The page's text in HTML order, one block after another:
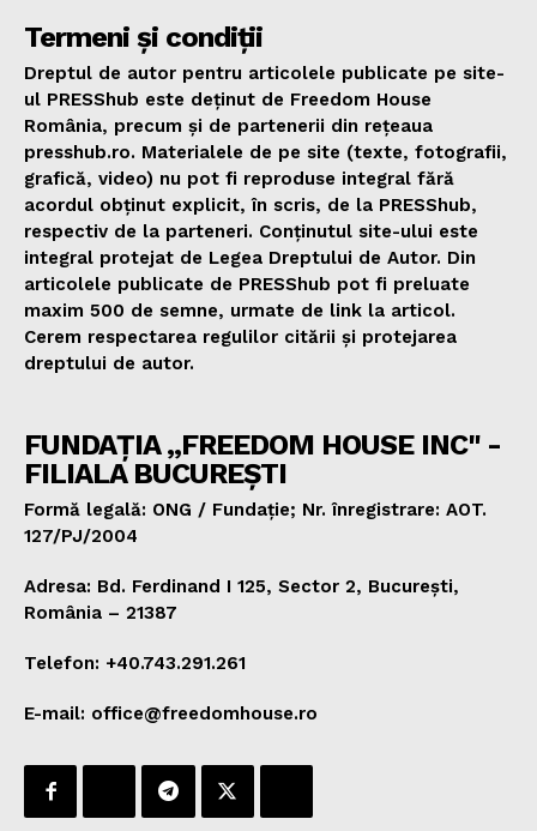
Termeni și condiții
Dreptul de autor pentru articolele publicate pe site-
ul PRESShub este deținut de Freedom House
România, precum și de partenerii din rețeaua
presshub.ro. Materialele de pe site (texte, fotografii,
grafică, video) nu pot fi reproduse integral fără
acordul obținut explicit, în scris, de la PRESShub,
respectiv de la parteneri. Conținutul site-ului este
integral protejat de Legea Dreptului de Autor. Din
articolele publicate de PRESShub pot fi preluate
maxim 500 de semne, urmate de link la articol.
Cerem respectarea regulilor citării și protejarea
dreptului de autor.
FUNDAȚIA „FREEDOM HOUSE INC" -
FILIALA BUCUREȘTI
Formă legală: ONG / Fundație; Nr. înregistrare: AOT.
127/PJ/2004
Adresa: Bd. Ferdinand I 125, Sector 2, București,
România – 21387
Telefon: +40.743.291.261
E-mail: office@freedomhouse.ro